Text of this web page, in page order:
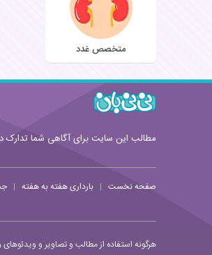
متخصص غدد
مطالب این سایت برای آگاهی شما
صفحه نخست | بارداری هفته به هفته |
هرگونه استفاده از مطالب و تصاویر و